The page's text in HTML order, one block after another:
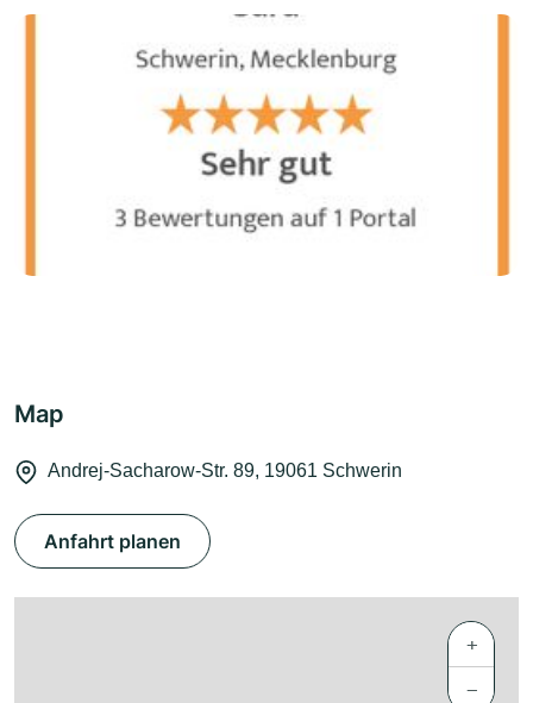
Map
Andrej-Sacharow-Str. 89, 19061 Schwerin
Anfahrt planen
+
−